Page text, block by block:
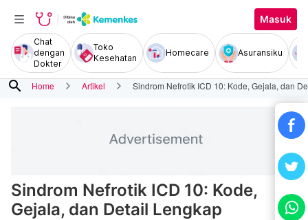
Masuk
Chat
dengan
Dokter
Toko
Kesehatan
Homecare Asuransiku
search Home Artikel Sindrom Nefrotik ICD 10: Kode, Gejala, dan
Sindrom Nefrotik ICD 10: Kode,
Gejala, dan Detail Lengkap